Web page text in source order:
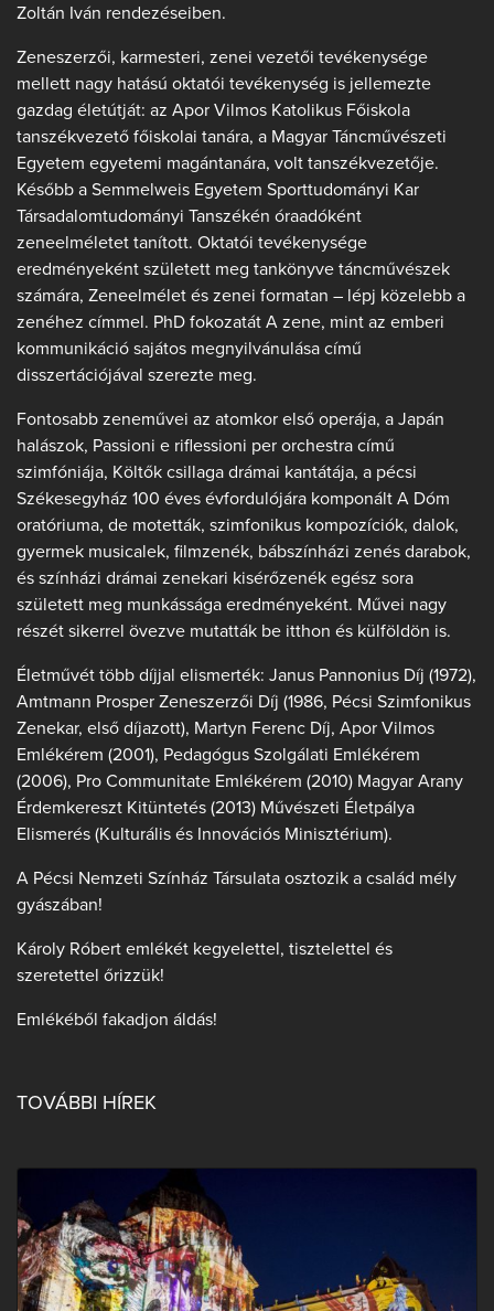
TOVÁBBI HÍREK
Zoltán Iván rendezéseiben.
Zeneszerzői, karmesteri, zenei vezetői tevékenysége
mellett nagy hatású oktatói tevékenység is jellemezte
gazdag életútját: az Apor Vilmos Katolikus Főiskola
tanszékvezető főiskolai tanára, a Magyar Táncművészeti
Egyetem egyetemi magántanára, volt tanszékvezetője.
Később a Semmelweis Egyetem Sporttudományi Kar
Társadalomtudományi Tanszékén óraadóként
zeneelméletet tanított. Oktatói tevékenysége
eredményeként született meg tankönyve táncművészek
számára, Zeneelmélet és zenei formatan – lépj közelebb a
zenéhez címmel. PhD fokozatát A zene, mint az emberi
kommunikáció sajátos megnyilvánulása című
disszertációjával szerezte meg.
Fontosabb zeneművei az atomkor első operája, a Japán
halászok, Passioni e riflessioni per orchestra című
szimfóniája, Költők csillaga drámai kantátája, a pécsi
Székesegyház 100 éves évfordulójára komponált A Dóm
oratóriuma, de motetták, szimfonikus kompozíciók, dalok,
gyermek musicalek, filmzenék, bábszínházi zenés darabok,
és színházi drámai zenekari kisérőzenék egész sora
született meg munkássága eredményeként. Művei nagy
részét sikerrel övezve mutatták be itthon és külföldön is.
Életművét több díjjal elismerték: Janus Pannonius Díj (1972),
Amtmann Prosper Zeneszerzői Díj (1986, Pécsi Szimfonikus
Zenekar, első díjazott), Martyn Ferenc Díj, Apor Vilmos
Emlékérem (2001), Pedagógus Szolgálati Emlékérem
(2006), Pro Communitate Emlékérem (2010) Magyar Arany
Érdemkereszt Kitüntetés (2013) Művészeti Életpálya
Elismerés (Kulturális és Innovációs Minisztérium).
A Pécsi Nemzeti Színház Társulata osztozik a család mély
gyászában!
Károly Róbert emlékét kegyelettel, tisztelettel és
szeretettel őrizzük!
Emlékéből fakadjon áldás!